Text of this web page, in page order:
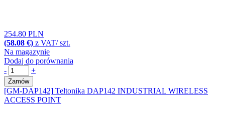
254.80 PLN
(58.08 €) z VAT/ szt.
Na magazynie
Dodaj do porównania
-
+
Zamów
[GM-DAP142] Teltonika DAP142 INDUSTRIAL WIRELESS
ACCESS POINT